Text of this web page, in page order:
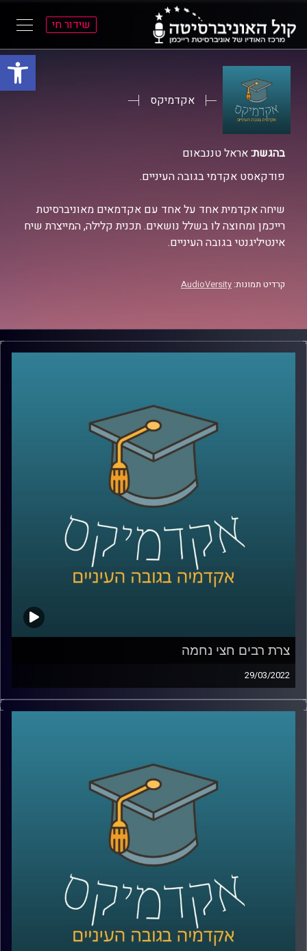
פתח
שידור חי
אקדמיקס
בהגשת:אראל טננבאום
פודקאסט אקדמי בגובה העיניים.
שיחה אקדמית אחד על אחד עם אקדמאים מאוניברסיטת
רייכמן ומחוצה לו בשלל נושאים. תכנית קלילה, המייצרת שיח
אינטיליגנטי בגובה העיניים.
קרדיט תמונות: AudioVersity
צרת רבים חצי נחמה
29/03/2022
אנחנו יודעים שצרת רבים היא חצי נחמה, אבל למה? את
ההיבטים הפסיכולוגיים של השאלה הזאת חקרה ד"ר דאפי
לשיחה על האחד באפריל ושקרים יומיומיים –
קרדיט תמונות:
AudioVersity